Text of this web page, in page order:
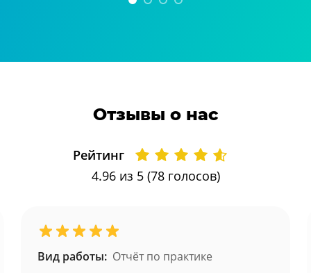
Отзывы о нас
Рейтинг
4.96из 5 (78 голосов)
Вид работы: Отчёт по практике